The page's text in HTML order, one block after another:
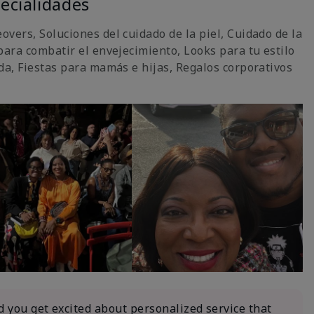
Soluciones del cuidado de la piel, Cuidado de la
combatir el envejecimiento, Looks para tu estilo
Fiestas para mamás e hijas, Regalos corporativos
you get excited about personalized service that